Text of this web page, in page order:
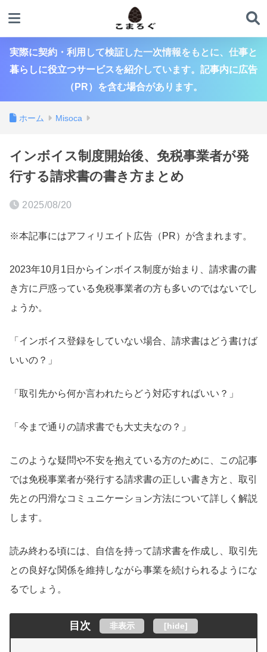
実際に契約・利用して検証した一次情報をもとに、仕事と
暮らしに役立つサービスを紹介しています。記事内に広告
（PR）を含む場合があります。
ホーム Misoca
インボイス制度開始後、免税事業者が発
行する請求書の書き方まとめ
2025/08/20
※本記事にはアフィリエイト広告（PR）が含まれます。
2023年10月1日からインボイス制度が始まり、請求書の書
き方に戸惑っている免税事業者の方も多いのではないでし
ょうか。
「インボイス登録をしていない場合、請求書はどう書けば
いいの？」
「取引先から何か言われたらどう対応すればいい？」
「今まで通りの請求書でも大丈夫なの？」
このような疑問や不安を抱えている方のために、この記事
では免税事業者が発行する請求書の正しい書き方と、取引
先との円滑なコミュニケーション方法について詳しく解説
します。
読み終わる頃には、自信を持って請求書を作成し、取引先
との良好な関係を維持しながら事業を続けられるようにな
るでしょう。
目次 非表示 [hide]